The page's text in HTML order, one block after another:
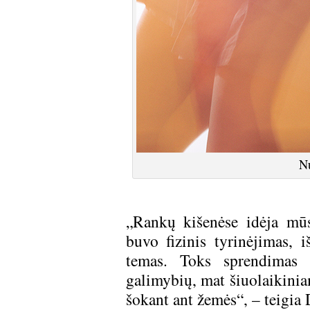
„Rankų kišenėse idėja
buvo fizinis tyrinėjimas,
temas. Toks
galimybių, mat
šokant ant žemės“, –